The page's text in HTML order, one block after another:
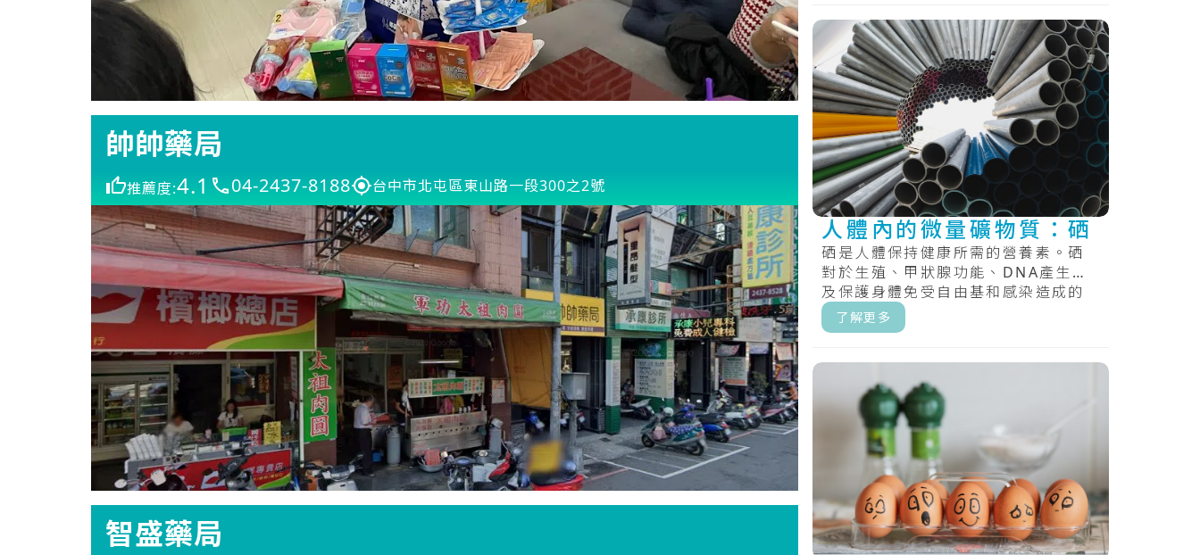
帥帥藥局
推薦度:4.1 04-2437-8188 台中市北屯區東山路一段300之2號
智盛藥局
人體內的微量礦物質：硒
硒是人體保持健康所需的營養素。硒
對於生殖、甲狀腺功能、DNA產生以
及保護身體免受自由基和感染造成的
損害很重要。.....
了解更多